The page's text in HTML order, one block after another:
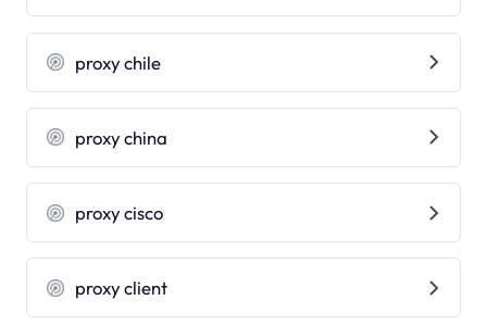
proxy chile
proxy china
proxy cisco
proxy client